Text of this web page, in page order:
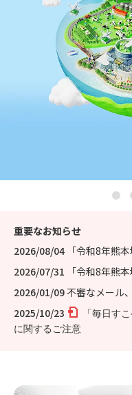
重要なお知らせ
2026/08/04 「令和8年熊
2026/07/31
「令和8年熊
2026/01/09不審なメール
2025/10/23
「毎日す
に関するご注意